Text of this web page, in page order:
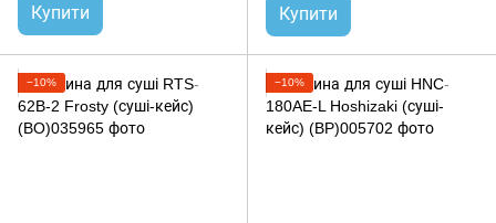
Купити Купити
−10% −10%